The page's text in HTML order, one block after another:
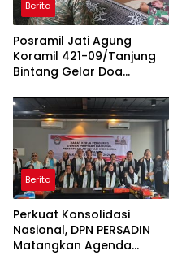
Berita
Posramil Jati Agung
Koramil 421-09/Tanjung
Bintang Gelar Doa
Kodam XXI/Radin Inten
Berita
Perkuat Konsolidasi
Nasional, DPN PERSADIN
Matangkan Agenda